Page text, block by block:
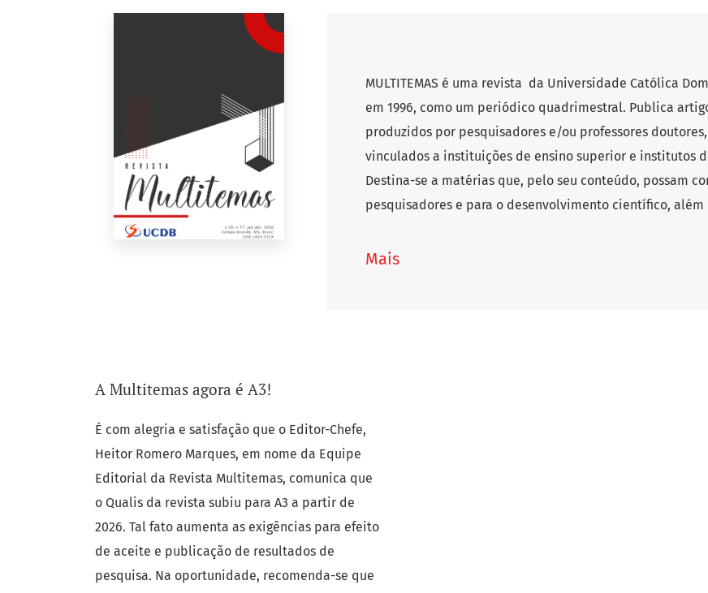
MULTITEMAS é uma revista da Universidade Católica
em 1996, como um periódico quadrimestral. Publica
produzidos por pesquisadores e/ou professores
vinculados a instituições de ensino superior e institutos
Destina-se a matérias que, pelo seu conteúdo, possam
pesquisadores e para o desenvolvimento científico,
Português, Inglês, Francês, Italiano e Espanhol, seguindo
Mais
Anúncios
A Multitemas agora é A3!
É com alegria e satisfação que o Editor-Chefe,
Heitor Romero Marques, em nome da Equipe
Editorial da Revista Multitemas, comunica que
o Qualis da revista subiu para A3 a partir de
2026. Tal fato aumenta as exigências para efeito
de aceite e publicação de resultados de
pesquisa. Na oportunidade, recomenda-se que